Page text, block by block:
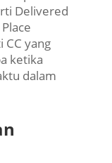
Delivered
CC yang
ketika
dalam